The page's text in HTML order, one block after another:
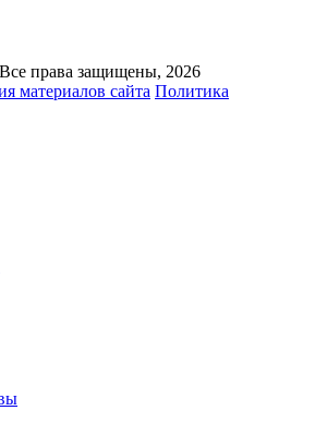
права защищены, 2026
материалов сайта Политика